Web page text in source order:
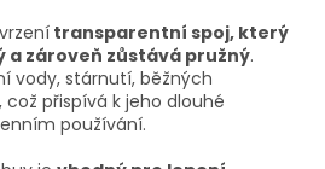
transparentní spoj, který
a zároveň zůstává pružný.
vody, stárnutí, běžných
což přispívá k jeho dlouhé
používání.